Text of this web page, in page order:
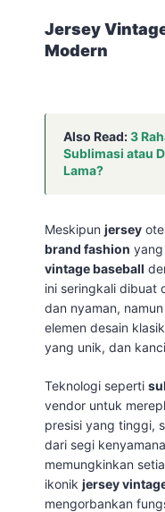
Jersey
Modern
Also Read:3
Sublimasi atau
Lama?
Meskipun jersey
brand fashion
vintage baseball
ini seringkali dibuat
dan nyaman,
elemen desain
yang unik, dan
Teknologi seperti
vendor untuk
presisi yang tinggi,
dari segi
memungkinkan
ikonik jersey
mengorbankan